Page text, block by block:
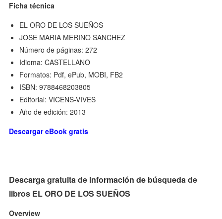
Ficha técnica
EL ORO DE LOS SUEÑOS
JOSE MARIA MERINO SANCHEZ
Número de páginas: 272
Idioma: CASTELLANO
Formatos: Pdf, ePub, MOBI, FB2
ISBN: 9788468203805
Editorial: VICENS-VIVES
Año de edición: 2013
Descargar eBook gratis
Descarga gratuita de información de búsqueda de
libros EL ORO DE LOS SUEÑOS
Overview